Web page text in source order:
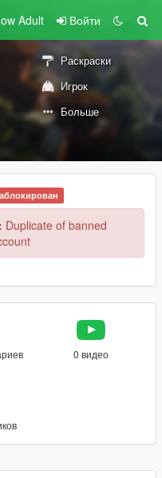
Adult Войти
Раскраски
Игрок
Больше
Duplicate of banned
0 видео